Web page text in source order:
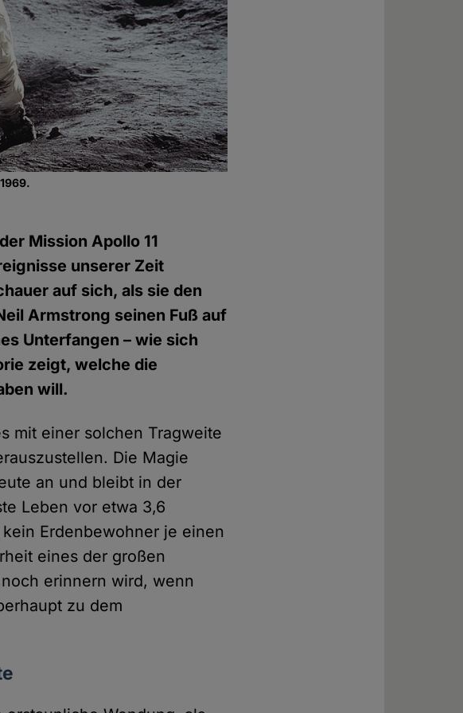
Mission Apollo 11
unserer Zeit
auf sich, als sie den
Armstrong seinen Fuß auf
Unterfangen – wie sich
zeigt, welche die
will.
mit einer solchen Tragweite
Die Magie
an und bleibt in der
Leben vor etwa 3,6
Erdenbewohner je einen
eines der großen
erinnern wird, wenn
zu dem